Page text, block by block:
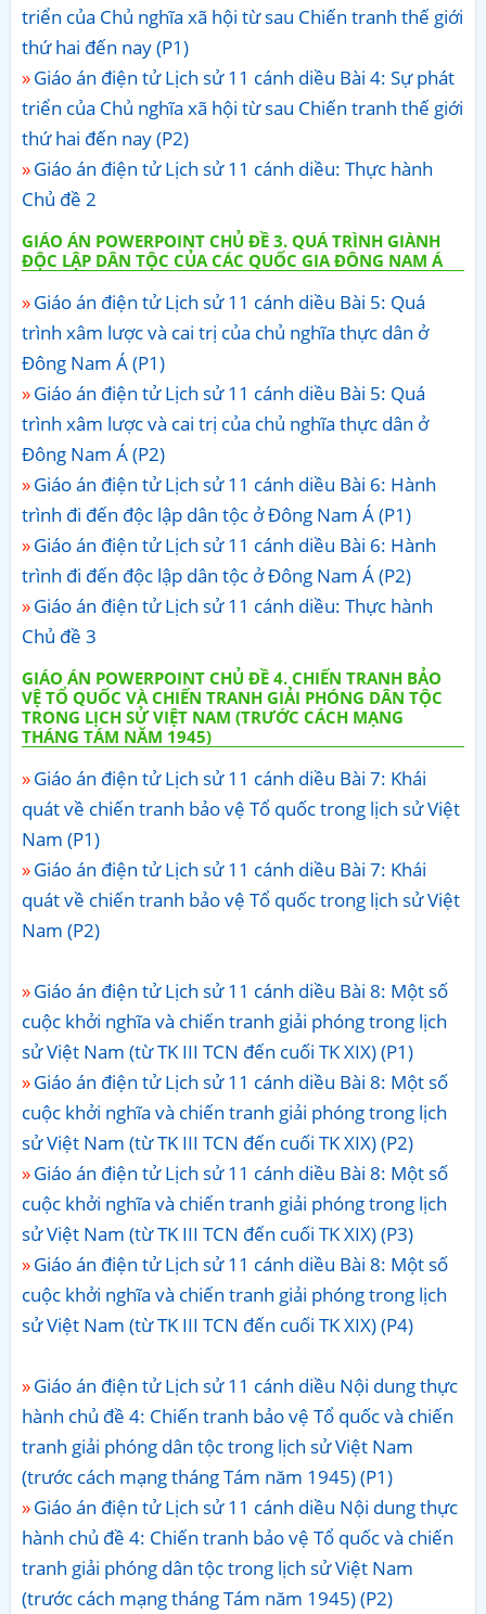
triển của Chủ nghĩa xã hội từ sau Chiến tranh thế giới
thứ hai đến nay (P1)
Giáo án điện tử Lịch sử 11 cánh diều Bài 4: Sự phát
triển của Chủ nghĩa xã hội từ sau Chiến tranh thế giới
thứ hai đến nay (P2)
Giáo án điện tử Lịch sử 11 cánh diều: Thực hành
Chủ đề 2
GIÁO ÁN POWERPOINT CHỦ ĐỀ 3. QUÁ TRÌNH GIÀNH
ĐỘC LẬP DÂN TỘC CỦA CÁC QUỐC GIA ĐÔNG NAM Á
Giáo án điện tử Lịch sử 11 cánh diều Bài 5: Quá
trình xâm lược và cai trị của chủ nghĩa thực dân ở
Đông Nam Á (P1)
Giáo án điện tử Lịch sử 11 cánh diều Bài 5: Quá
trình xâm lược và cai trị của chủ nghĩa thực dân ở
Đông Nam Á (P2)
Giáo án điện tử Lịch sử 11 cánh diều Bài 6: Hành
trình đi đến độc lập dân tộc ở Đông Nam Á (P1)
Giáo án điện tử Lịch sử 11 cánh diều Bài 6: Hành
trình đi đến độc lập dân tộc ở Đông Nam Á (P2)
Giáo án điện tử Lịch sử 11 cánh diều: Thực hành
Chủ đề 3
GIÁO ÁN POWERPOINT CHỦ ĐỀ 4. CHIẾN TRANH BẢO
VỆ TỔ QUỐC VÀ CHIẾN TRANH GIẢI PHÓNG DÂN TỘC
TRONG LỊCH SỬ VIỆT NAM (TRƯỚC CÁCH MẠNG
THÁNG TÁM NĂM 1945)
Giáo án điện tử Lịch sử 11 cánh diều Bài 7: Khái
quát về chiến tranh bảo vệ Tổ quốc trong lịch sử Việt
Nam (P1)
Giáo án điện tử Lịch sử 11 cánh diều Bài 7: Khái
quát về chiến tranh bảo vệ Tổ quốc trong lịch sử Việt
Nam (P2)
Giáo án điện tử Lịch sử 11 cánh diều Bài 8: Một số
cuộc khởi nghĩa và chiến tranh giải phóng trong lịch
sử Việt Nam (từ TK III TCN đến cuối TK XIX) (P1)
Giáo án điện tử Lịch sử 11 cánh diều Bài 8: Một số
cuộc khởi nghĩa và chiến tranh giải phóng trong lịch
sử Việt Nam (từ TK III TCN đến cuối TK XIX) (P2)
Giáo án điện tử Lịch sử 11 cánh diều Bài 8: Một số
cuộc khởi nghĩa và chiến tranh giải phóng trong lịch
sử Việt Nam (từ TK III TCN đến cuối TK XIX) (P3)
Giáo án điện tử Lịch sử 11 cánh diều Bài 8: Một số
cuộc khởi nghĩa và chiến tranh giải phóng trong lịch
sử Việt Nam (từ TK III TCN đến cuối TK XIX) (P4)
Giáo án điện tử Lịch sử 11 cánh diều Nội dung thực
hành chủ đề 4: Chiến tranh bảo vệ Tổ quốc và chiến
tranh giải phóng dân tộc trong lịch sử Việt Nam
(trước cách mạng tháng Tám năm 1945) (P1)
Giáo án điện tử Lịch sử 11 cánh diều Nội dung thực
hành chủ đề 4: Chiến tranh bảo vệ Tổ quốc và chiến
tranh giải phóng dân tộc trong lịch sử Việt Nam
(trước cách mạng tháng Tám năm 1945) (P2)